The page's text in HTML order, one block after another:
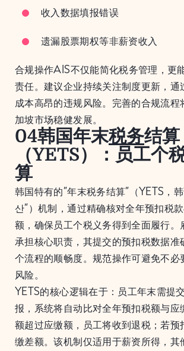
收入数据填报错误
遗漏股票期权等非薪资收入
合规操作AIS不仅能简化税务管理，更
责任。建议企业持续关注制度更新，通
成本高昂的违规风险。完善的合规流程
加坡市场稳健发展。
04韩国年末税务结算
（YETS）：员工个
算
韩国特有的”年末税务结算”（YETS，
산”）机制，通过精确核对全年预扣税
额，确保员工个税义务得到全面履行。
承担核心职责，其提交的预扣税数据准
个流程的顺畅度。规范操作可避免不必
风险。
YETS的核心逻辑在于：员工年末需提
报，系统将自动比对全年预扣税额与应
额超过应缴额，员工将收到退税；若预
缴差额。该机制仅适用于薪资所得，其